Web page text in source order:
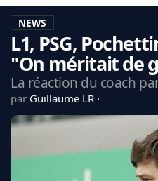
LA CHARTE
VIE PRIVÉE
CGU
CONTACTEZ-NOUS
MERCATO
NEWS
L1, PSG,
"On méritait de
La réaction du coach
par Guillaume LR